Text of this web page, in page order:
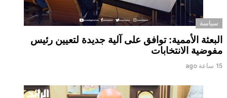
سياسة
البعثة الأممية: توافق على آلية جديدة لتعيين رئيس
مفوضية الانتخابات
15 ساعة ago